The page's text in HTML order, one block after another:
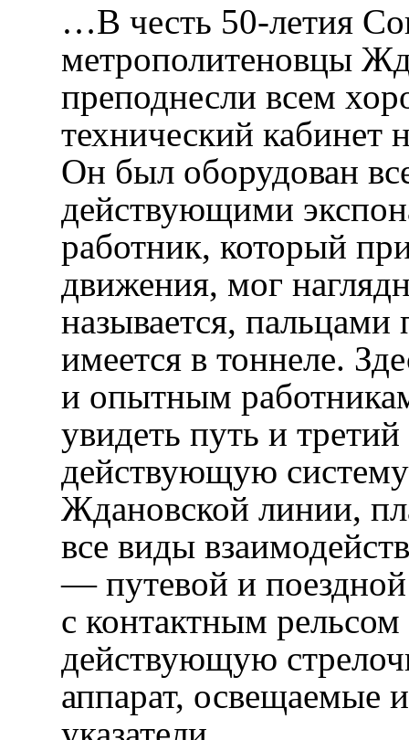
…В честь 50-летия
метрополитеновцы
преподнесли всем
технический кабинет
Он был оборудован
действующими
работник, который
движения, мог
называется, пальцами
имеется в тоннеле.
и опытным
увидеть путь и
действующую
Ждановской линии,
все виды
— путевой и
с контактным
действующую
аппарат, освещаемые